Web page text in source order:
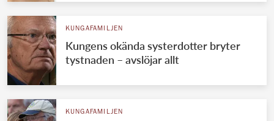
KUNGAFAMILJEN
Kungens okända systerdotter bryter
tystnaden – avslöjar allt
KUNGAFAMILJEN